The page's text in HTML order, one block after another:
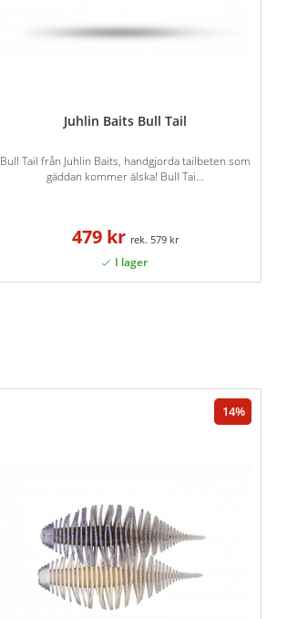
Juhlin Baits Bull Tail
Bull Tail från Juhlin Baits, handgjorda tailbeten som
gäddan kommer älska! Bull Tai...
479 kr 579 kr
14